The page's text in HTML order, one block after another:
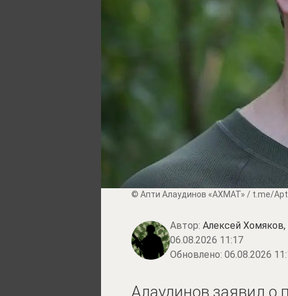
© Апти Алаудинов «АХМАТ» / t.me/
Автор: Алексей Хомяков,
06.08.2026 11:17
Обновлено: 06.08.2026
Алаудинов заявил о